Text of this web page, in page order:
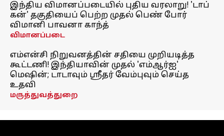
இந்திய விமானப்படையில் புதிய வரலாறு! 'டாப்
கன்' தகுதியைப் பெற்ற முதல் பெண் போர்
விமானி பாவனா காந்த்
விமானப்படை
எம்என்சி நிறுவனத்தின் சதியை முறியடித்த
கூட்டணி! இந்தியாவின் முதல் 'எம்ஆர்ஐ'
மெஷின்; டாடாவும் ஸ்ரீதர் வேம்புவும் செய்த
உதவி
மருத்துவத்துறை